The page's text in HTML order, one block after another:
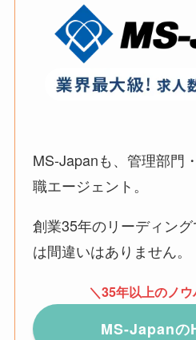
MS-Japanも、管理部門
職エージェント。
創業35年のリーディン
は間違いはありません。
＼35年以上のノ
MS-Japanの